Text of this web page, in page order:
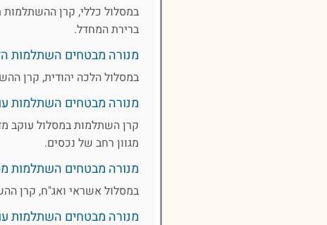
במסלול כללי, קרן ההשתלמות
ברירת המחדל.
מנורה מבטחים השתלמות
במסלול הלכה יהודית, קרן
מנורה מבטחים השתלמות
קרן השתלמות במסלול עוקב
מגוון רחב של נכסים.
מנורה מבטחים השתלמות
במסלול אשראי ואג"ח, קרן
מנורה מבטחים השתלמות עוקב